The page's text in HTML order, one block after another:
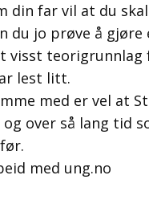
din far vil at du
du jo prøve å gjøre
visst teorigrunnlag
lest litt.
med er vel at
og over så lang tid
med ung.no